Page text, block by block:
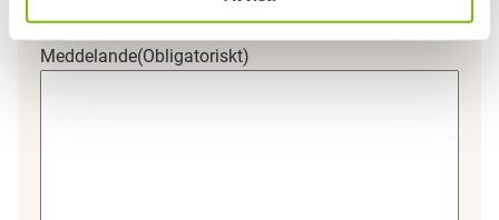
Meddelande(Obligatoriskt)